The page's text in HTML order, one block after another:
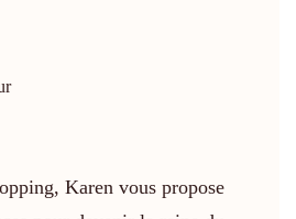
Karen vous propose